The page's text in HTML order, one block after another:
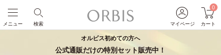
マイページ
0
カート
検索
メニュー
オルビス初めての方へ
公式通販だけの特別セット販売中！